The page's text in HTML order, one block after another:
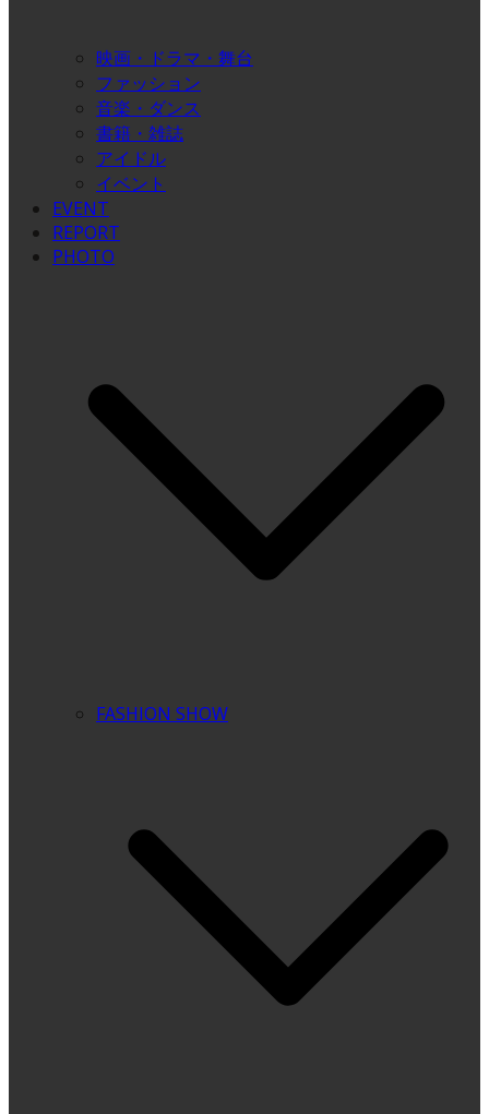
映画・ドラマ・舞台
ファッション
音楽・ダンス
書籍・雑誌
アイドル
イベント
EVENT
REPORT
PHOTO
FASHION SHOW